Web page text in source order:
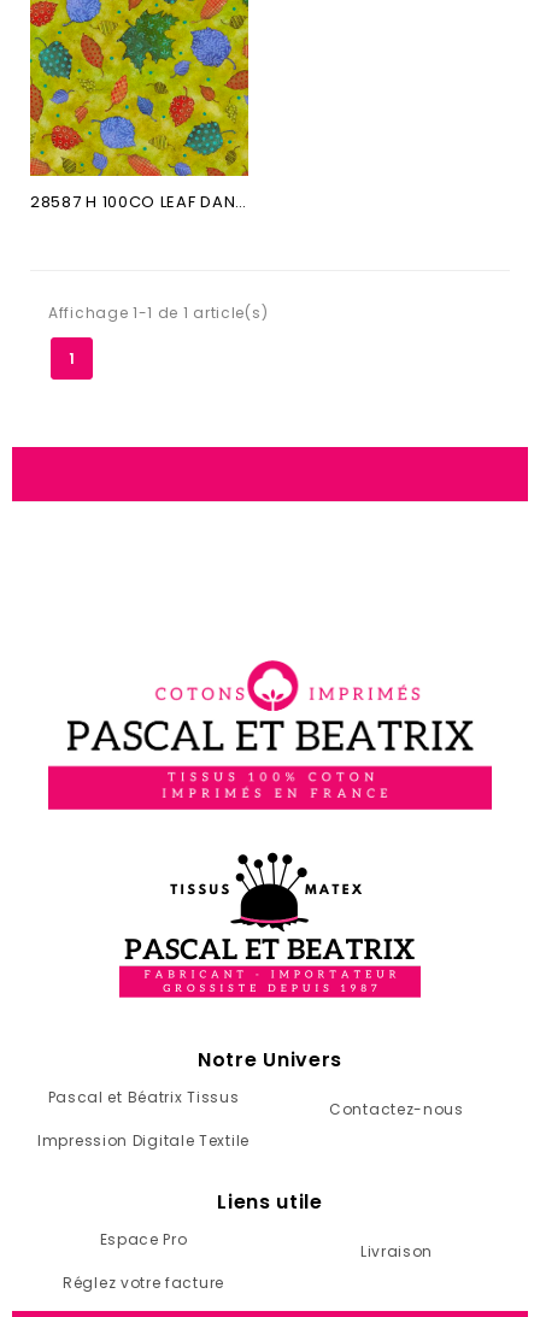
28587 H 100CO LEAF DANCE
Affichage 1-1 de 1 article(s)
1
Notre Univers
Pascal et Béatrix Tissus
Impression Digitale Textile
Contactez-nous
Liens utile
Espace Pro
Réglez votre facture
Livraison